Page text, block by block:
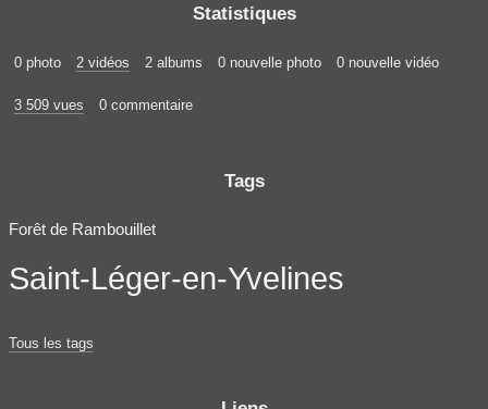
Statistiques
0 photo 2 vidéos 2 albums 0 nouvelle photo 0 nouvelle vidéo
3 509 vues 0 commentaire
Tags
Forêt de Rambouillet
Saint-Léger-en-Yvelines
Tous les tags